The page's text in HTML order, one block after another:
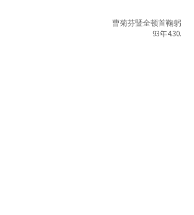
曹菊芬暨全顿首鞠躬
93年4.30.